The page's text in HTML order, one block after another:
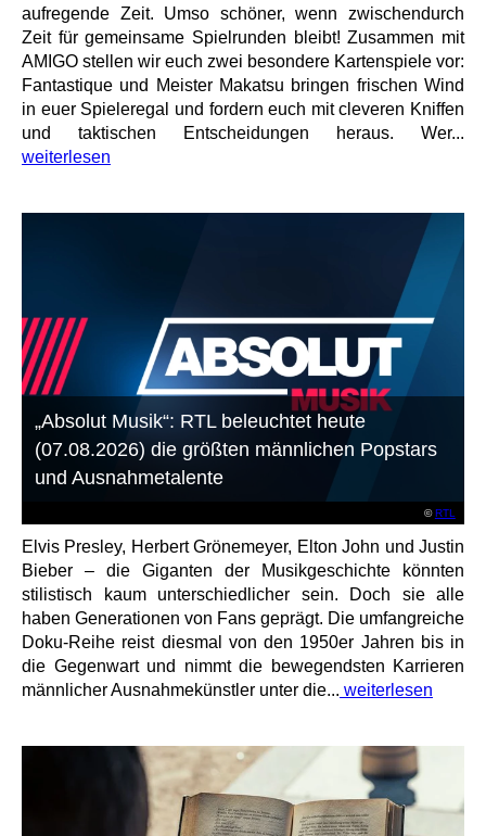
aufregende Zeit. Umso schöner, wenn zwischendurch
Zeit für gemeinsame Spielrunden bleibt! Zusammen mit
AMIGO stellen wir euch zwei besondere Kartenspiele vor:
Fantastique und Meister Makatsu bringen frischen Wind
in euer Spieleregal und fordern euch mit cleveren Kniffen
und taktischen Entscheidungen heraus. Wer...
weiterlesen
©RTL
„Absolut Musik“: RTL beleuchtet heute
(07.08.2026) die größten männlichen Popstars
und Ausnahmetalente
Elvis Presley, Herbert Grönemeyer, Elton John und Justin
Bieber – die Giganten der Musikgeschichte könnten
stilistisch kaum unterschiedlicher sein. Doch sie alle
haben Generationen von Fans geprägt. Die umfangreiche
Doku-Reihe reist diesmal von den 1950er Jahren bis in
die Gegenwart und nimmt die bewegendsten Karrieren
männlicher Ausnahmekünstler unter die... weiterlesen